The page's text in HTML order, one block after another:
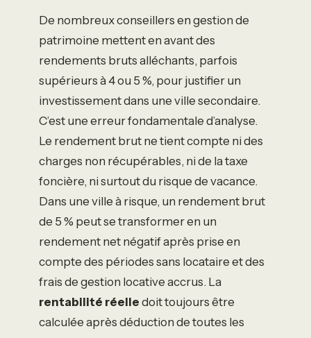
De nombreux conseillers en gestion de
patrimoine mettent en avant des
rendements bruts alléchants, parfois
supérieurs à 4 ou 5 %, pour justifier un
investissement dans une ville secondaire.
C’est une erreur fondamentale d’analyse.
Le rendement brut ne tient compte ni des
charges non récupérables, ni de la taxe
foncière, ni surtout du risque de vacance.
Dans une ville à risque, un rendement brut
de 5 % peut se transformer en un
rendement net négatif après prise en
compte des périodes sans locataire et des
frais de gestion locative accrus. La
rentabilité réelle doit toujours être
calculée après déduction de toutes les